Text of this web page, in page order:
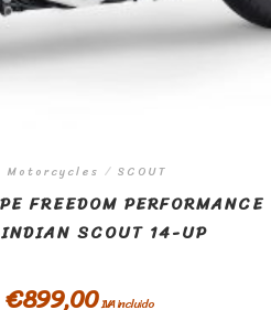
Motorcycles / SCOUT
FREEDOM PERFORMANCE
SCOUT 14-UP
€899,00IVA incluido